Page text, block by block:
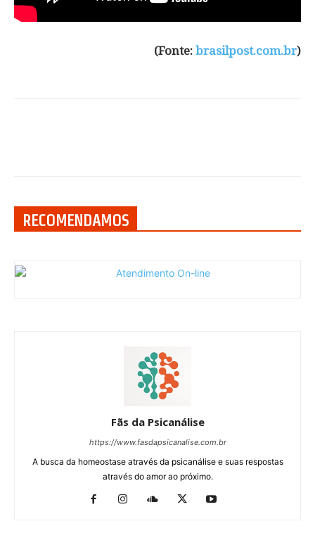
(Fonte: brasilpost.com.br)
RECOMENDAMOS
Fãs da Psicanálise
https://www.fasdapsicanalise.com.br
A busca da homeostase através da psicanálise e suas respostas
através do amor ao próximo.